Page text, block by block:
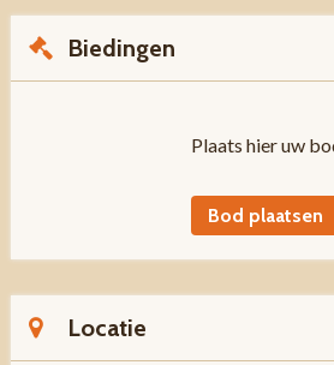
Biedingen
Plaats hier uw
Bod plaatsen
Locatie